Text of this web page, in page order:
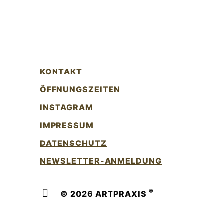
© 2026 ARTPRAXIS ®
KONTAKT
ÖFFNUNGSZEITEN
INSTAGRAM
IMPRESSUM
DATENSCHUTZ
NEWSLETTER-ANMELDUNG